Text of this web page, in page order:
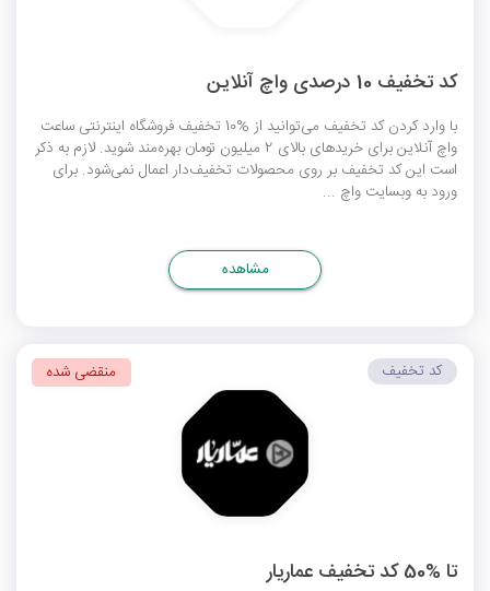
کد تخفیف 10 درصدی واچ آنلاین
با وارد کردن کد تخفیف می‌توانید از %10 تخفیف فروشگاه اینترنتی ساعت
واچ آنلاین برای خریدهای بالای 2 میلیون تومان بهره‌مند شوید. لازم به ذکر
است این کد تخفیف بر روی محصولات تخفیف‌دار اعمال نمی‌شود. برای
ورود به وبسایت واچ ...
مشاهده
تا %50 کد تخفیف عماریار
کد تخفیف منقضی شده